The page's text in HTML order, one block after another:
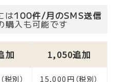
は100件/月のSMS送信
購入も可能です
加 1,050追加
別） 15,000円（税別）